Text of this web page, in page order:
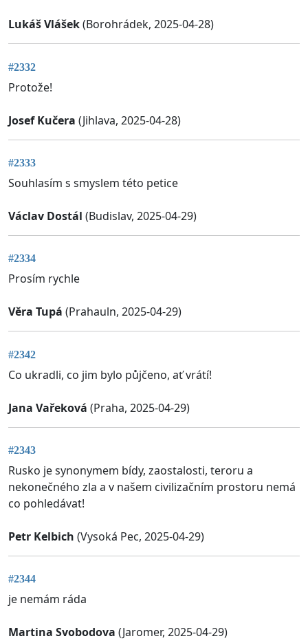
Lukáš Vlášek(Borohrádek, 2025-04-28)
#2332
Protože!
Josef Kučera (Jihlava, 2025-04-28)
#2333
Souhlasím s smyslem této petice
Václav Dostál (Budislav, 2025-04-29)
#2334
Prosím rychle
Věra Tupá (Prahauln, 2025-04-29)
#2342
Co ukradli, co jim bylo půjčeno, ať vrátí!
Jana Vařeková (Praha, 2025-04-29)
#2343
Rusko je synonymem bídy, zaostalosti, teroru a
nekonečného zla a v našem civilizačním prostoru nemá
co pohledávat!
Petr Kelbich (Vysoká Pec, 2025-04-29)
#2344
je nemám ráda
Martina Svobodova (Jaromer, 2025-04-29)